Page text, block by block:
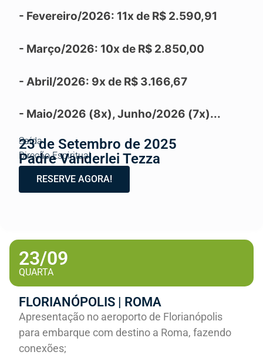
- Fevereiro/2026: 11x de R$ 2.590,91
- Março/2026: 10x de R$ 2.850,00
- Abril/2026: 9x de R$ 3.166,67
- Maio/2026 (8x), Junho/2026 (7x)...
Saída
23 de Setembro de 2025
Direção Espiritual
Padre Vanderlei Tezza
RESERVE AGORA!
23/09
QUARTA
FLORIANÓPOLIS | ROMA
Apresentação no aeroporto de Florianópolis
para embarque com destino a Roma, fazendo
conexões;